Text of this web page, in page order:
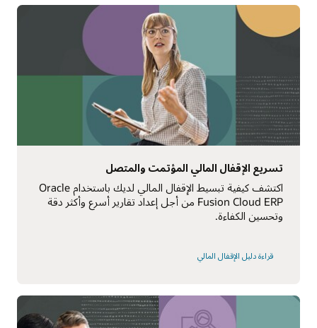
تسريع الإقفال المالي المؤتمت والمتصل
اكتشف كيفية تبسيط الإقفال المالي لديك باستخدام Oracle
Fusion Cloud ERP من أجل إعداد تقارير أسرع وأكثر دقة
وتحسين الكفاءة.
قراءة دليل الإقفال المالي